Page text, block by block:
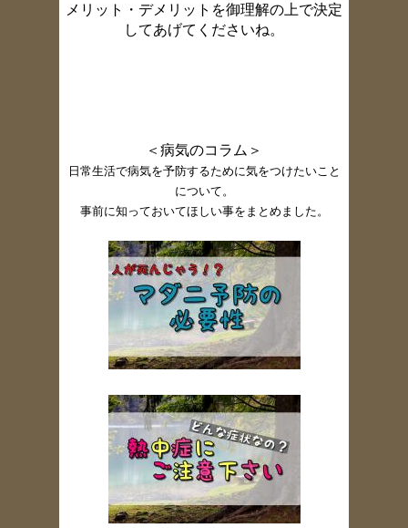
メリット・デメリットを御理解の上で決定
してあげてくださいね。
＜病気のコラム＞
日常生活で病気を予防するために気をつけたいこと
について。
事前に知っておいてほしい事をまとめました。